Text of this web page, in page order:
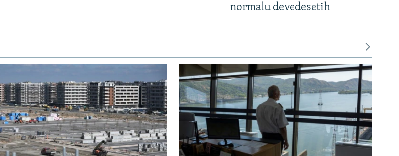
normalu devedesetih